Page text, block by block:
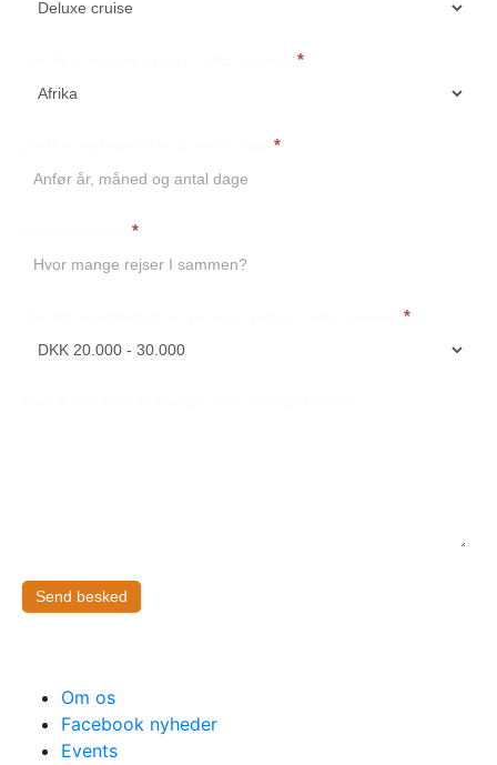
*
*
*
*
Send besked
Om os
Facebook nyheder
Events